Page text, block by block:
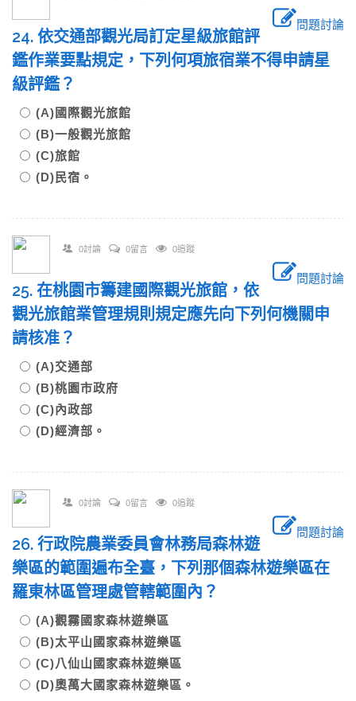
問題討論
24. 依交通部觀光局訂定星級旅館評
鑑作業要點規定，下列何項旅宿業不得申請星
級評鑑？
(A)國際觀光旅館
(B)一般觀光旅館
(C)旅館
(D)民宿。
0討論 0留言 0追蹤
問題討論
25. 在桃園市籌建國際觀光旅館，依
觀光旅館業管理規則規定應先向下列何機關申
請核准？
(A)交通部
(B)桃園市政府
(C)內政部
(D)經濟部。
0討論 0留言 0追蹤
問題討論
26. 行政院農業委員會林務局森林遊
樂區的範圍遍布全臺，下列那個森林遊樂區在
羅東林區管理處管轄範圍內？
(A)觀霧國家森林遊樂區
(B)太平山國家森林遊樂區
(C)八仙山國家森林遊樂區
(D)奧萬大國家森林遊樂區。